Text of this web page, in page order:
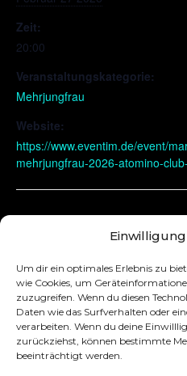
Um dir ein optimales Erlebnis zu
wie Cookies, um
zuzugreifen. Wenn du diesen
Daten wie das Surfverhalten oder
verarbeiten. Wenn du deine
zurückziehst, können bestimmte
beeinträchtigt werden.
Zeit:
20:00
Veranstaltungskategorie:
Mehrjungfrau
Website:
https://www.eventim.de/event/
mehrjungfrau-2026-atomino-